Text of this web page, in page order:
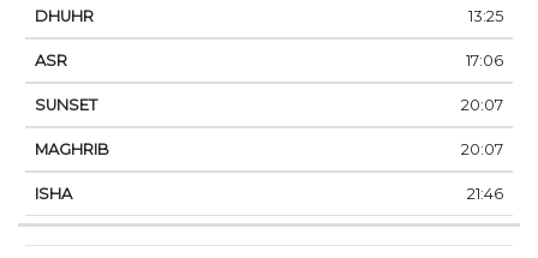
13:25
17:06
20:07
20:07
21:46